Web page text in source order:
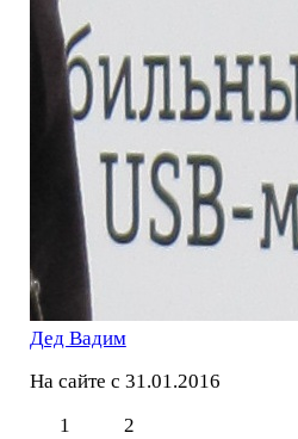
Дед Вадим
На сайте с 31.01.2016
1
2